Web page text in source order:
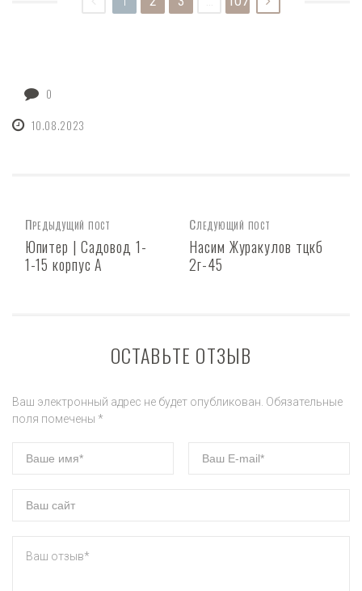
0
10.08.2023
Предыдущий пост
Юпитер | Садовод 1-
1-15 корпус А
Следующий пост
Насим Журакулов тцкб
2г-45
ОСТАВЬТЕ ОТЗЫВ
Ваш электронный адрес не будет опубликован. Обязательные
поля помечены *